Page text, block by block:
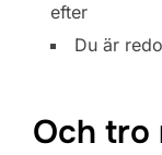
efter
Du är
Och tro